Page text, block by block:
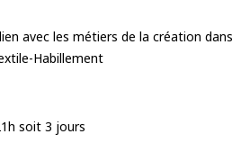
avec les métiers de la création dans
Habillement
soit 3 jours